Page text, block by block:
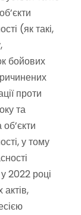
(як такі,
бойових
проти
та
у тому
2022 році